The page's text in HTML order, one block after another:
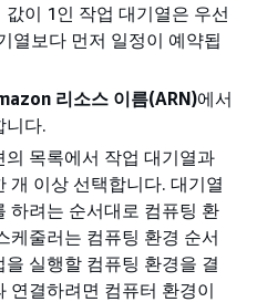
이 1인 작업 대기열은 우선
열보다 먼저 일정이 예약됩
리소스 이름(ARN)에서
니다.
의 목록에서 작업 대기열과
개 이상 선택합니다. 대기열
하려는 순서대로 컴퓨팅 환
케줄러는 컴퓨팅 환경 순서
실행할 컴퓨팅 환경을 결
연결하려면 컴퓨터 환경이